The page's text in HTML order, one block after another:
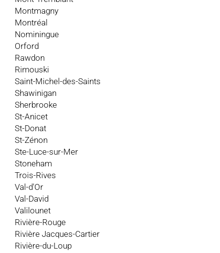
Montmagny
Montréal
Nominingue
Orford
Rawdon
Rimouski
Saint-Michel-des-Saints
Shawinigan
Sherbrooke
St-Anicet
St-Donat
St-Zénon
Ste-Luce-sur-Mer
Stoneham
Trois-Rives
Val-d'Or
Val-David
Valilounet
Rivière-Rouge
Rivière Jacques-Cartier
Rivière-du-Loup